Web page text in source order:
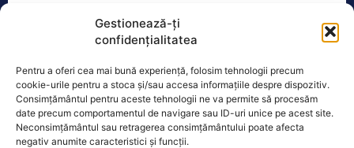
Gestionează-ți
confidențialitatea
Pentru a oferi cea mai bună experiență, folosim tehnologii precum
cookie-urile pentru a stoca și/sau accesa informațiile despre dispozitiv.
Consimțământul pentru aceste tehnologii ne va permite să procesăm
date precum comportamentul de navigare sau ID-uri unice pe acest site.
Neconsimțământul sau retragerea consimțământului poate afecta
negativ anumite caracteristici și funcții.
Răzvan Savaliuc: „România mai are
Parchet General? Mai are structuri de…
„15 martie 2023 – Ministerul Investitiilor
si Proiectelor Europene, condus pe